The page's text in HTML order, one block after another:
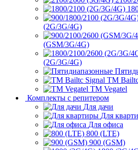
(2G/3G/4G)
(GSM/3G/4G)
(2G/3G/4G)
ТМ
ТМ Vegatel
Комплекты с репитером
Для дачи
Для
Для офиса
800 (LTE)
900 (GSM)